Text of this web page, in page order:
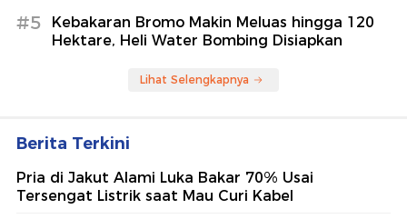
#5
Kebakaran Bromo Makin Meluas hingga 120
Hektare, Heli Water Bombing Disiapkan
Lihat Selengkapnya
Berita Terkini
Pria di Jakut Alami Luka Bakar 70% Usai
Tersengat Listrik saat Mau Curi Kabel